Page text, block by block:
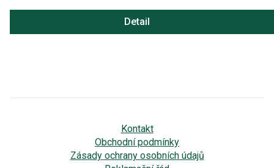
Detail
Kontakt
Obchodní podmínky
Zásady ochrany osobních údajů